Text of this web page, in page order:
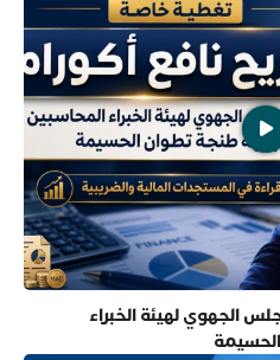
الجهوي لهيئة الخبراء